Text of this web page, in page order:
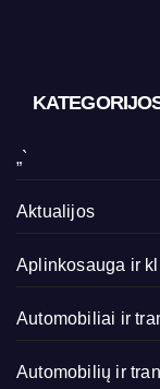
„`
Aktualijos
Aplinkosauga ir
Automobiliai ir
Automobilių ir